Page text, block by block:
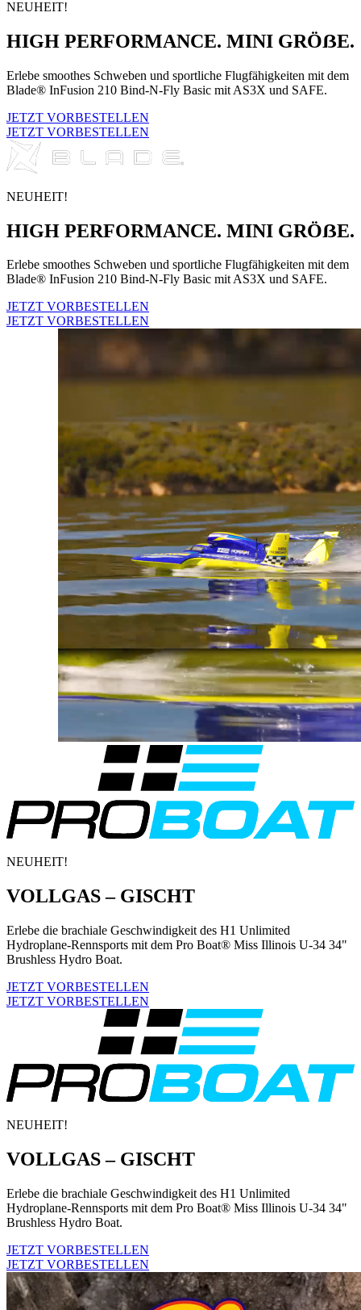
NEUHEIT!
HIGH PERFORMANCE. MINI GRÖẞE.
Erlebe smoothes Schweben und sportliche Flugfähigkeiten mit dem
Blade® InFusion 210 Bind-N-Fly Basic mit AS3X und SAFE.
JETZT VORBESTELLEN
JETZT VORBESTELLEN
NEUHEIT!
HIGH PERFORMANCE. MINI GRÖẞE.
Erlebe smoothes Schweben und sportliche Flugfähigkeiten mit dem
Blade® InFusion 210 Bind-N-Fly Basic mit AS3X und SAFE.
JETZT VORBESTELLEN
JETZT VORBESTELLEN
NEUHEIT!
VOLLGAS – GISCHT
Erlebe die brachiale Geschwindigkeit des H1 Unlimited
Hydroplane-Rennsports mit dem Pro Boat® Miss Illinois U-34 34"
Brushless Hydro Boat.
JETZT VORBESTELLEN
JETZT VORBESTELLEN
NEUHEIT!
VOLLGAS – GISCHT
Erlebe die brachiale Geschwindigkeit des H1 Unlimited
Hydroplane-Rennsports mit dem Pro Boat® Miss Illinois U-34 34"
Brushless Hydro Boat.
JETZT VORBESTELLEN
JETZT VORBESTELLEN